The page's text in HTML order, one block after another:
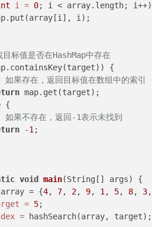
i = 0; i < array.length;
i);
标值是否在HashMap中存在
{
果存在，返回目标值在数组中的索引
map.get(target);
{
果不存在，返回-1表示未找到
-1 ;
void main(String[] args)
{
= {4, 7, 2, 9, 1 , 5, 8, 3,
= 5;
= hashSearch(array, target);